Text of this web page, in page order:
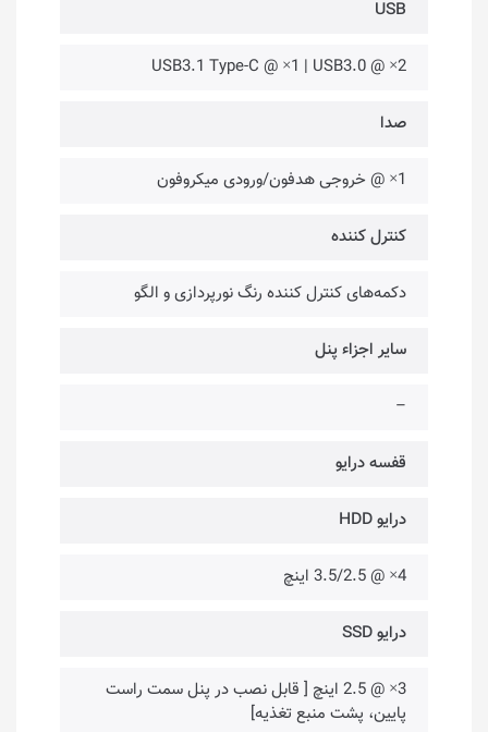
USB
2× @ USB3.1 Type-C @ ×1 | USB3.0
صدا
1× @ خروجی هدفون/ورودی میکروفون
کنترل کننده
دکمه‌های کنترل کننده رنگ نورپردازی و الگو
سایر اجزاء پنل
–
قفسه درایو
درایو HDD
4× @ 3.5/2.5 اینچ
درایو SSD
3× @ 2.5 اینچ [ قابل نصب در پنل سمت راست
پایین، پشت منبع تغذیه]